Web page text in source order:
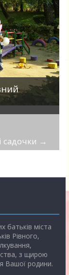
садочки →
батьків міста
Рівного,
з щирою
Вашої родини.